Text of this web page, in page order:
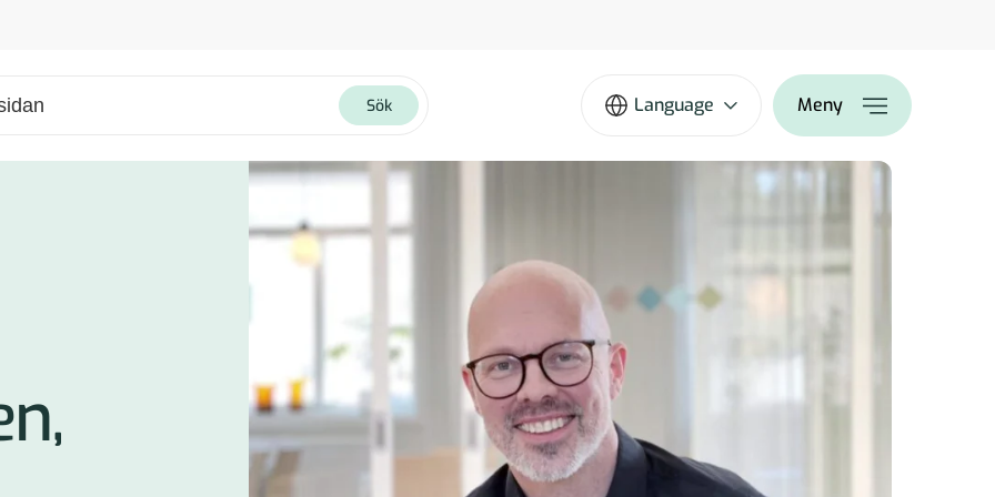
tecken för att kunna skicka sökningen. Sök Language Meny